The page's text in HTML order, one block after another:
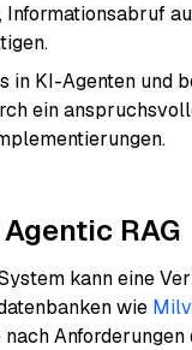
KI-Agenten und
ein
RAG
kann eine
wie